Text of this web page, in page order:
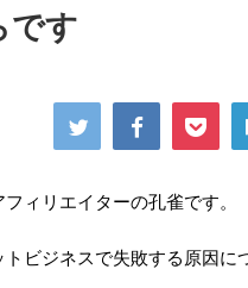
です
ィリエイターの孔雀です。
ビジネスで失敗する原因に